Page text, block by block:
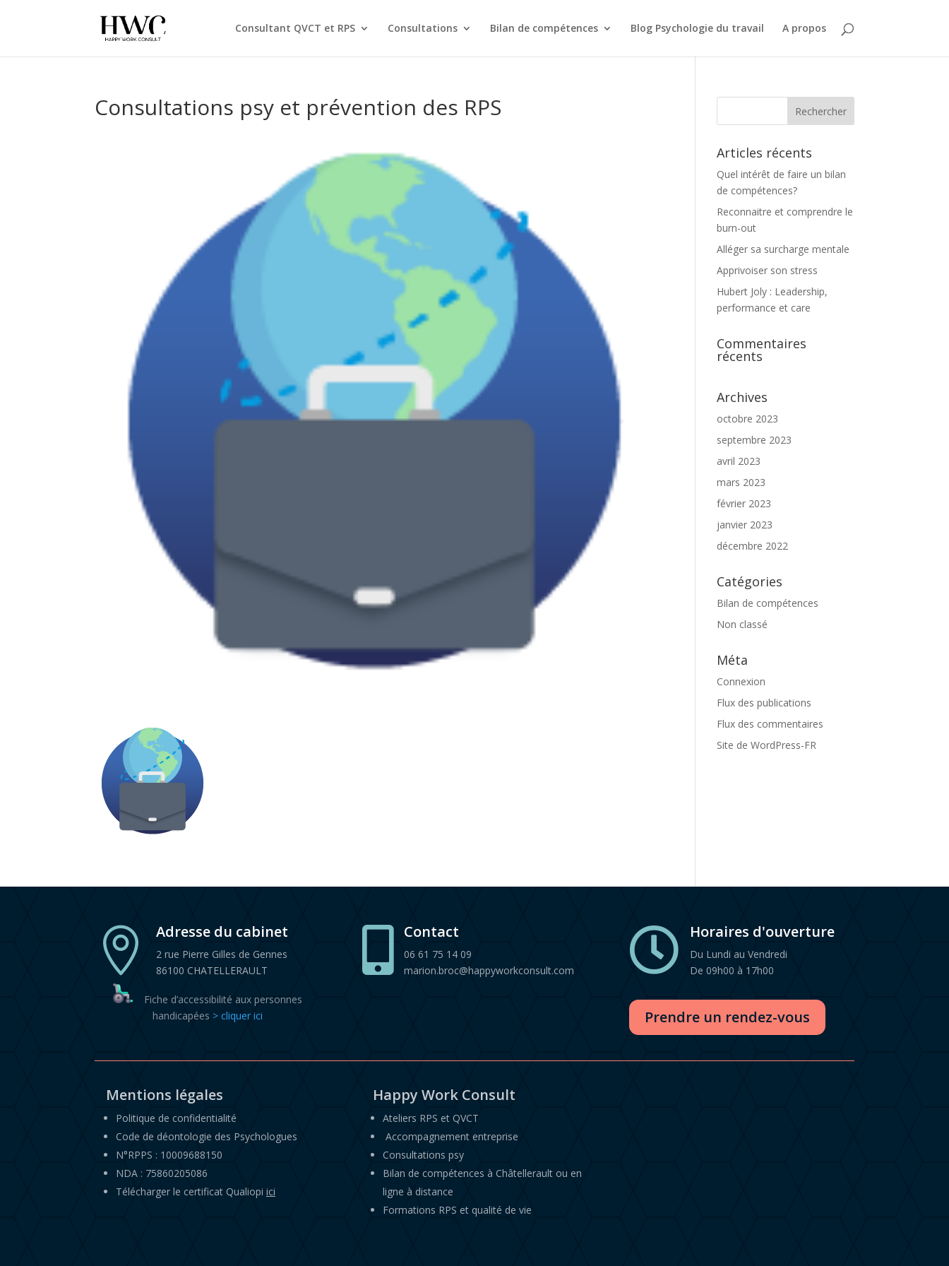
Consultant QVCT et RPS Consultations Bilan de compétences Blog Psychologie du travail A propos
Consultations psy et prévention des RPS
Articles récents
Quel intérêt de faire un bilan
de compétences?
Reconnaitre et comprendre le
burn-out
Alléger sa surcharge mentale
Apprivoiser son stress
Hubert Joly : Leadership,
performance et care
Commentaires
récents
Archives
octobre 2023
septembre 2023
avril 2023
mars 2023
février 2023
janvier 2023
décembre 2022
Catégories
Bilan de compétences
Non classé
Méta
Connexion
Flux des publications
Flux des commentaires
Site de WordPress-FR
 Adresse du cabinet
2 rue Pierre Gilles de Gennes
86100 CHATELLERAULT
Fiche d’accessibilité aux personnes
handicapées > cliquer ici
 Contact
06 61 75 14 09
marion.broc@happyworkconsult.com
 Horaires d'ouverture
Du Lundi au Vendredi
De 09h00 à 17h00
Prendre un rendez-vous
Mentions légales
Politique de confidentialité
Code de déontologie des Psychologues
N°RPPS : 10009688150
NDA : 75860205086
Télécharger le certificat Qualiopi ici
Happy Work Consult
Ateliers RPS et QVCT
Accompagnement entreprise
Consultations psy
Bilan de compétences à Châtellerault ou en
ligne à distance
Formations RPS et qualité de vie